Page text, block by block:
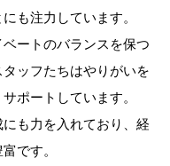
も注力しています。
ートのバランスを保つ
ッフたちはやりがいを
ポートしています。
も力を入れており、経
です。